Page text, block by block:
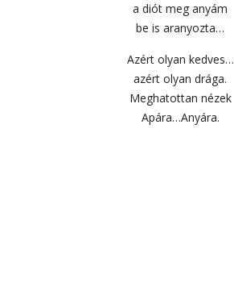
a diót meg anyám
be is aranyozta…
Azért olyan kedves…
azért olyan drága.
Meghatottan nézek
Apára…Anyára.